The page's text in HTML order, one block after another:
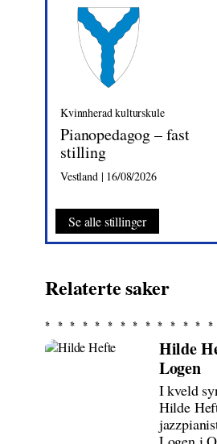
Kvinnherad kulturskule
Pianopedagog – fast
stilling
Vestland | 16/08/2026
Se alle stillinger
Relaterte saker
Hilde
Logen
I kveld
Hilde